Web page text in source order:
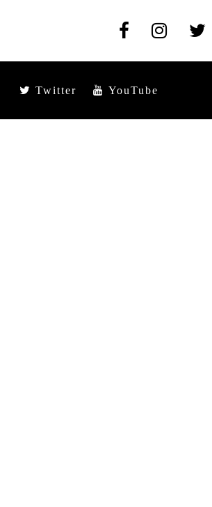
Twitter YouTube